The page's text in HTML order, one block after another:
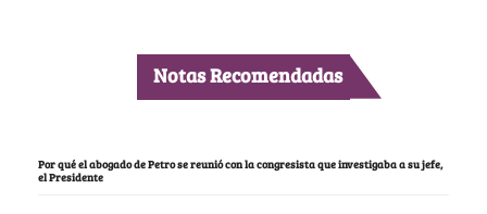
Notas Recomendadas
Por qué el abogado de Petro se reunió con la congresista que investigaba a su jefe,
el Presidente